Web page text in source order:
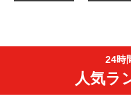
24時
人気ラ